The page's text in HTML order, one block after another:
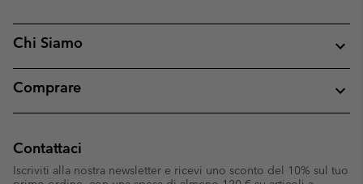
Chi Siamo
Comprare
Contattaci
Iscriviti alla nostra newsletter e ricevi uno sconto del 10% sul tuo